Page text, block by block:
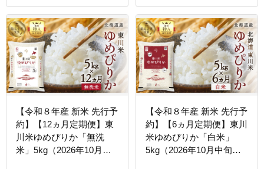
【令和８年産 新米 先行予
約】【12ヵ月定期便】東
川米ゆめぴりか「無洗
米」5kg（2026年10月中
【令和８年産 新米 先行予
約】【6ヵ月定期便】東川
米ゆめぴりか「白米」
5kg（2026年10月中旬よ